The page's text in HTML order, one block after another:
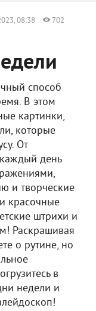
08:38
702
способ
В этом
картинки,
которые
От
день
и творческие
красочные
штрихи и
Раскрашивая
о рутине, но
в
недели и